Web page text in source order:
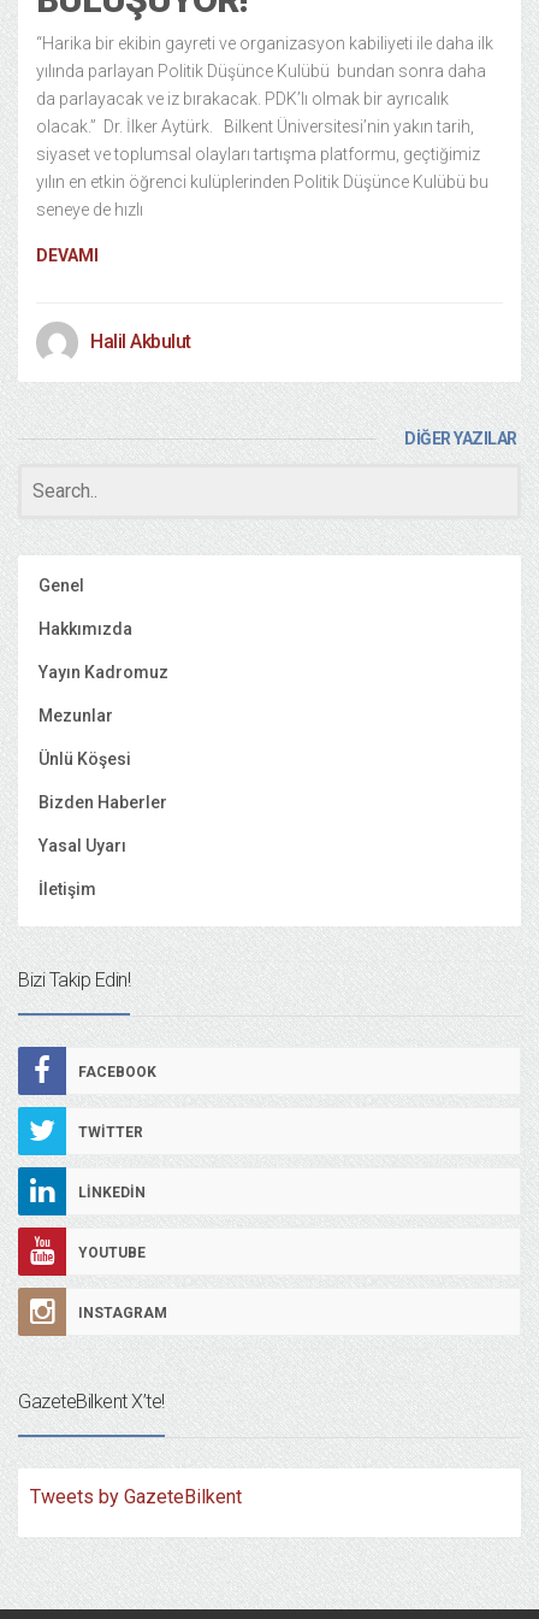
“Harika bir ekibin gayreti ve organizasyon kabiliyeti ile daha ilk
yılında parlayan Politik Düşünce Kulübü bundan sonra daha
da parlayacak ve iz bırakacak. PDK’lı olmak bir ayrıcalık
olacak.” Dr. İlker Aytürk. Bilkent Üniversitesi’nin yakın tarih,
siyaset ve toplumsal olayları tartışma platformu, geçtiğimiz
yılın en etkin öğrenci kulüplerinden Politik Düşünce Kulübü bu
seneye de hızlı
DEVAMI
Halil Akbulut
DİĞER YAZILAR
Genel
Hakkımızda
Yayın Kadromuz
Mezunlar
Ünlü Köşesi
Bizden Haberler
Yasal Uyarı
İletişim
Bizi Takip Edin!
FACEBOOK
TWITTER
LINKEDIN
YOUTUBE
INSTAGRAM
GazeteBilkent X’te!
Tweets by GazeteBilkent